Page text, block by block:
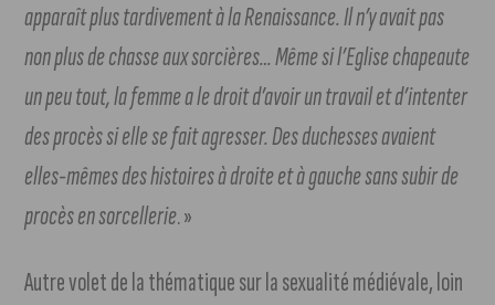
apparaît plus tardivement à la Renaissance. Il n’y avait pas
non plus de chasse aux sorcières… Même si l’Eglise chapeaute
un peu tout, la femme a le droit d’avoir un travail et d’intenter
des procès si elle se fait agresser. Des duchesses avaient
elles-mêmes des histoires à droite et à gauche sans subir de
procès en sorcellerie. »
Autre volet de la thématique sur la sexualité médiévale, loin